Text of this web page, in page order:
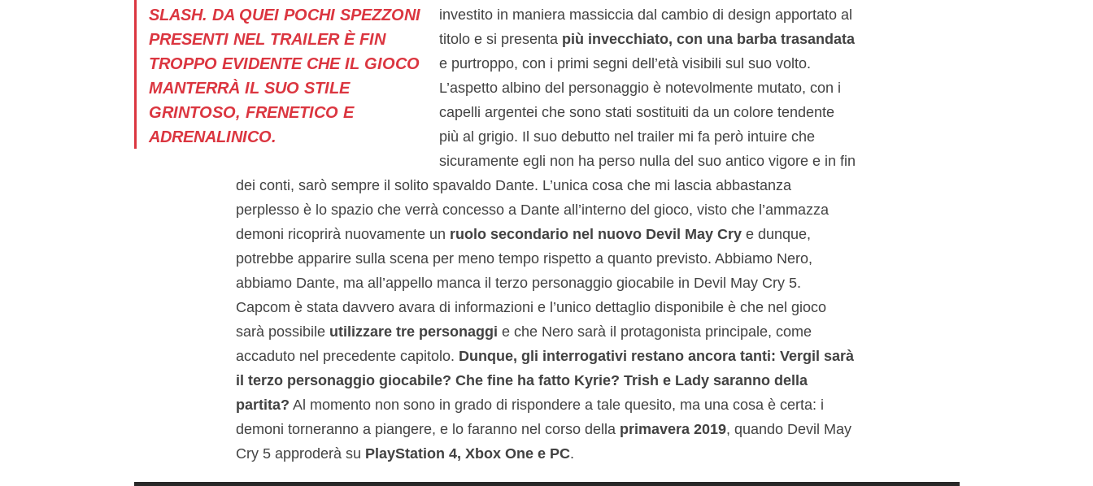
SLASH. DA QUEI POCHI SPEZZONI
PRESENTI NEL TRAILER È FIN
TROPPO EVIDENTE CHE IL GIOCO
MANTERRÀ IL SUO STILE
GRINTOSO, FRENETICO E
ADRENALINICO.
investito in maniera massiccia dal cambio di design apportato al
titolo e si presenta più invecchiato, con una barba trasandata
e purtroppo, con i primi segni dell’età visibili sul suo volto.
L’aspetto albino del personaggio è notevolmente mutato, con i
capelli argentei che sono stati sostituiti da un colore tendente
più al grigio. Il suo debutto nel trailer mi fa però intuire che
sicuramente egli non ha perso nulla del suo antico vigore e in fin
dei conti, sarò sempre il solito spavaldo Dante. L’unica cosa che mi lascia abbastanza
perplesso è lo spazio che verrà concesso a Dante all’interno del gioco, visto che l’ammazza
demoni ricoprirà nuovamente un ruolo secondario nel nuovo Devil May Crye dunque,
potrebbe apparire sulla scena per meno tempo rispetto a quanto previsto. Abbiamo Nero,
abbiamo Dante, ma all’appello manca il terzo personaggio giocabile in Devil May Cry 5.
Capcom è stata davvero avara di informazioni e l’unico dettaglio disponibile è che nel gioco
sarà possibile utilizzare tre personaggi e che Nero sarà il protagonista principale, come
accaduto nel precedente capitolo. Dunque, gli interrogativi restano ancora tanti: Vergil sarà
il terzo personaggio giocabile? Che fine ha fatto Kyrie? Trish e Lady saranno della
partita? Al momento non sono in grado di rispondere a tale quesito, ma una cosa è certa: i
demoni torneranno a piangere, e lo faranno nel corso della primavera 2019, quando Devil May
Cry 5 approderà su PlayStation 4, Xbox One e PC.